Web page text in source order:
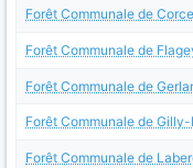
Forêt Communale de
Forêt Communale de
Forêt Communale de
Forêt Communale de
Forêt Communale de